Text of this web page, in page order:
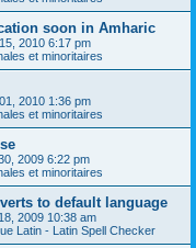
soon in Amharic
2010 6:17 pm
et minoritaires
2010 1:36 pm
et minoritaires
2009 6:22 pm
et minoritaires
to default language
2009 10:38 am
Latin - Latin Spell Checker